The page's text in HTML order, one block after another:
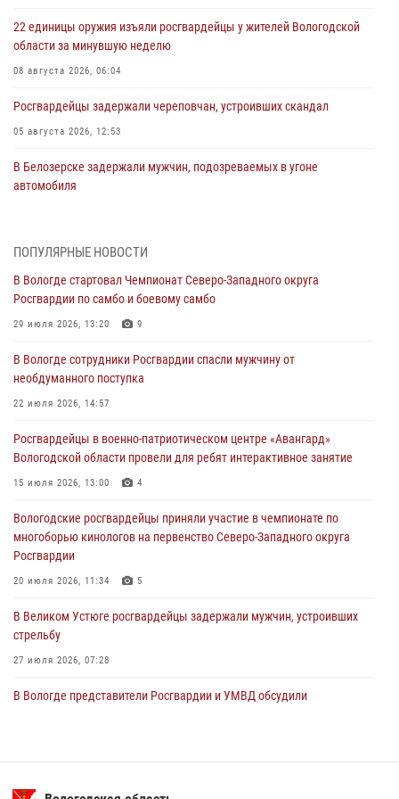
22 единицы оружия изъяли росгвардейцы у жителей Вологодской
области за минувшую неделю
08 августа 2026, 06:04
Росгвардейцы задержали череповчан, устроивших скандал
05 августа 2026, 12:53
В Белозерске задержали мужчин, подозреваемых в угоне
автомобиля
Росгвардейцы задержали череповчанина, устроившего дебош
03 августа 2026, 09:35
В Череповце задержали нетрезвого правонарушителя
В Череповце задержали женщину, подозреваемую в хищении
товаров из магазина
В Вологде определились победители и призеры Чемпионатов
Северо-Западного округа Росгвардии по спортивному и боевому
03 августа 2026, 08:54
ПОПУЛЯРНЫЕ НОВОСТИ
В Вологде стартовал Чемпионат Северо-Западного округа
Росгвардии по самбо и боевому самбо
29 июля 2026, 13:20 9
В Вологде сотрудники Росгвардии спасли мужчину от
необдуманного поступка
22 июля 2026, 14:57
Росгвардейцы в военно-патриотическом центре «Авангард»
Вологодской области провели для ребят интерактивное занятие
15 июля 2026, 13:00 4
Вологодские росгвардейцы приняли участие в чемпионате по
многоборью кинологов на первенство Северо-Западного округа
Росгвардии
20 июля 2026, 11:34 5
В Великом Устюге росгвардейцы задержали мужчин, устроивших
стрельбу
27 июля 2026, 07:28
В Вологде представители Росгвардии и УМВД обсудили
задержали сотрудники вневедомственной охраны Росгвардии за